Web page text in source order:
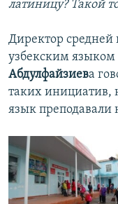
латиницу? Такой
Директор
узбекским языком
Абдулфайзиева
таких инициатив,
язык преподавали